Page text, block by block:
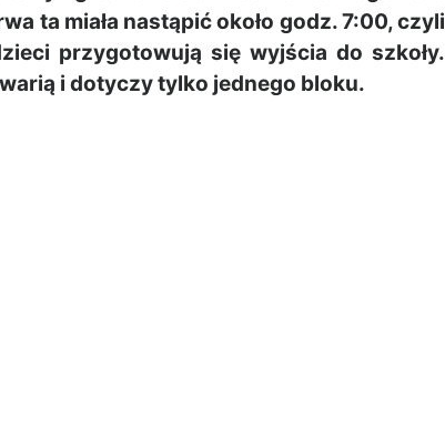
ta miała nastąpić około godz. 7:00, czyli
przygotowują się wyjścia do szkoły.
i dotyczy tylko jednego bloku.